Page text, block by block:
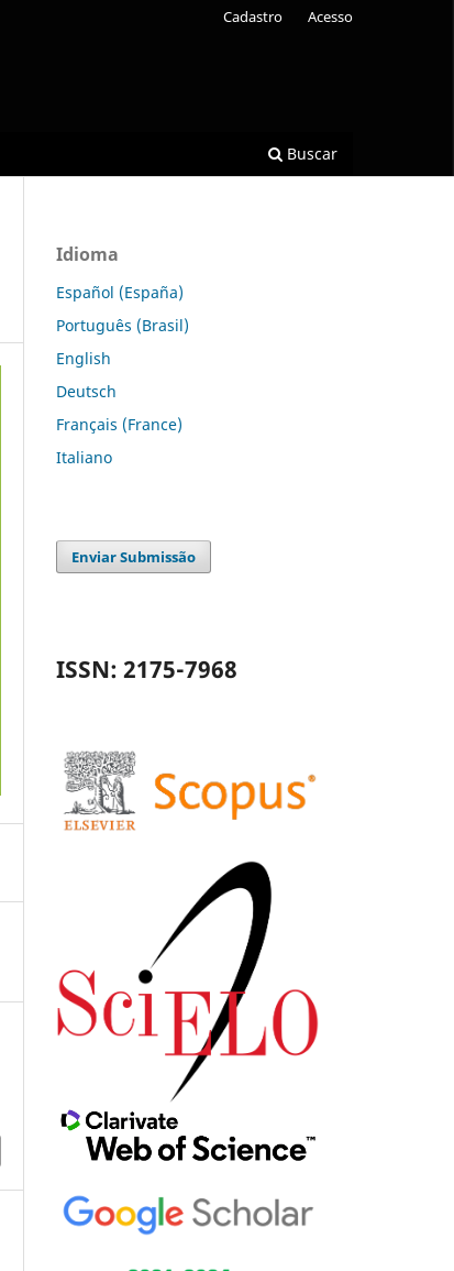
Buscar
Cadastro Acesso
Idioma
Español (España)
Português (Brasil)
English
Deutsch
Français (France)
Italiano
Enviar Submissão
ISSN: 2175-7968